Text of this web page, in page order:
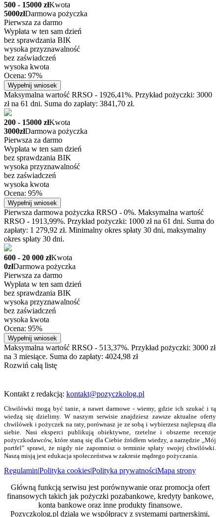
500 - 15000 złKwota
5000złDarmowa pożyczka
Pierwsza za darmo
Wypłata w ten sam dzień
bez sprawdzania BIK
wysoka przyznawalność
bez zaświadczeń
wysoka kwota
Ocena: 97%
Wypełnij wniosek
Maksymalna wartość RRSO - 1926,41%. Przykład pożyczki: 3000
zł na 61 dni. Suma do zapłaty: 3841,70 zł.
200 - 15000 złKwota
3000złDarmowa pożyczka
Pierwsza za darmo
Wypłata w ten sam dzień
bez sprawdzania BIK
wysoka przyznawalność
bez zaświadczeń
wysoka kwota
Ocena: 95%
Wypełnij wniosek
Pierwsza darmowa pożyczka RRSO - 0%. Maksymalna wartość
RRSO - 1913,99%. Przykład pożyczki: 1000 zł na 61 dni. Suma do
zapłaty: 1 279,92 zł. Minimalny okres spłaty 30 dni, maksymalny
okres spłaty 30 dni.
600 - 20 000 złKwota
0złDarmowa pożyczka
Pierwsza za darmo
Wypłata w ten sam dzień
bez sprawdzania BIK
wysoka przyznawalność
bez zaświadczeń
wysoka kwota
Ocena: 95%
Wypełnij wniosek
Maksymalna wartość RRSO - 513,37%. Przykład pożyczki: 3000 zł
na 3 miesiące. Suma do zapłaty: 4024,98 zł
Rozwiń całą listę
Kontakt z redakcją: kontakt@pozyczkolog.pl
Chwilówki mogą być tanie, a nawet darmowe - wiemy, gdzie ich szukać i tą
wiedzą się dzielimy. W naszym serwisie znajdziesz zawsze aktualne oferty
chwilówek i pożyczek na raty, porównasz je ze sobą i wybierzesz najlepszą dla
siebie. Nasi eksperci publikują obiektywne, rzetelne i obszerne recenzje
pożyczkodawców, które staną się dla Ciebie źródłem wiedzy, a narzędzie „Mój
portfel” sprawi, że nigdy nie zapomnisz o terminie spłaty swojej chwilówki.
Naszą misją jest edukacja społeczeństwa w zakresie mądrego pożyczania.
Regulamin|Polityka cookies|Polityka prywatnościMapa strony
Główną funkcją serwisu jest porównywanie oraz promocja ofert
finansowych takich jak pożyczki pozabankowe, kredyty bankowe,
konta bankowe oraz inne produkty finansowe.
Pozyczkolog.pl działa we współpracy z systemami partnerskimi,